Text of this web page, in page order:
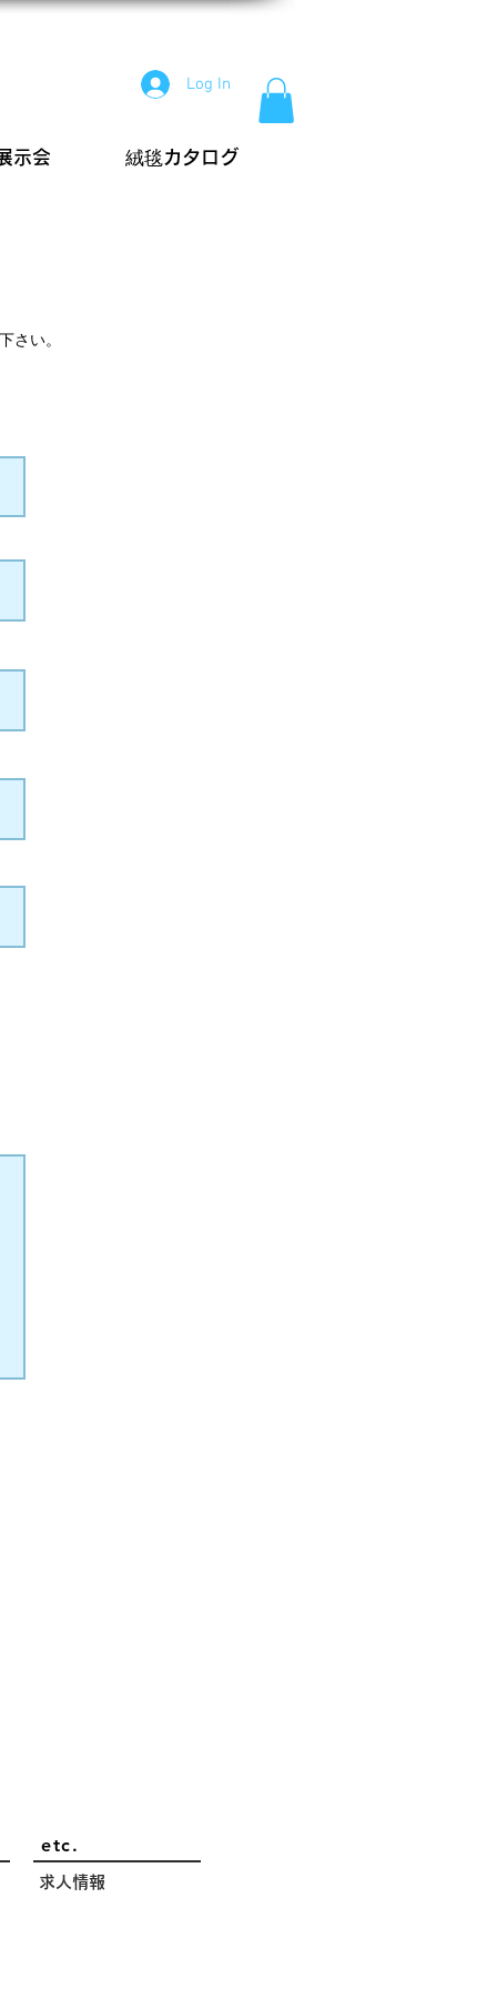
示会 絨毯カタログ
Log In
さい。
etc.
求人情報